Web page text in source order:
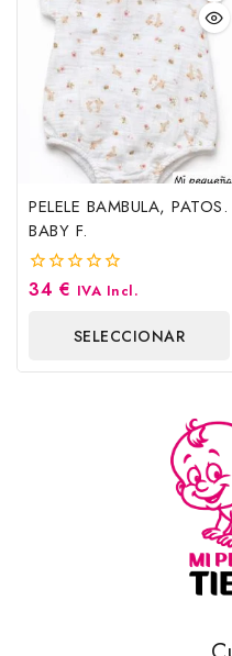
PELELE BAMBULA, PATOS.
BABY F.
0
34 € IVA Incl.
SELECCIONAR
OPCIONES